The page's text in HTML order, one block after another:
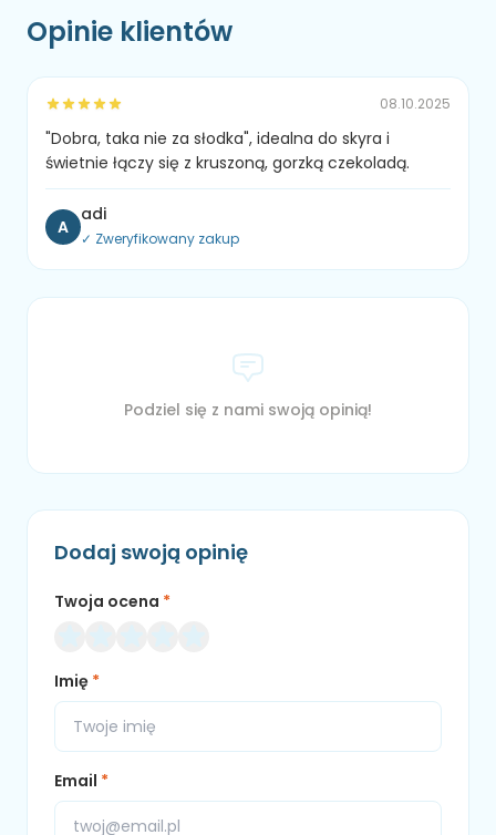
Opinie klientów
08.10.2025
"Dobra, taka nie za słodka", idealna do skyra i
świetnie łączy się z kruszoną, gorzką czekoladą.
A
adi
✓ Zweryfikowany zakup
Podziel się z nami swoją opinią!
Dodaj swoją opinię
Twoja ocena *
Imię *
Email *